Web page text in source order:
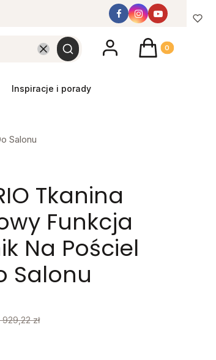
Wyczyść
Szukaj
Produkty w
inspiracje i porady
Salonu
Tkanina
Funkcja
Na Pościel
Salonu
929,22 zł